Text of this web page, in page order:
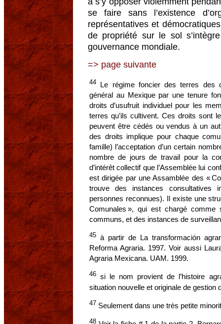
se faire sans l’existence
représentatives et
de propriété sur le sol
gouvernance mondiale.
=> page suivante
44 Le régime foncier des terres des
général au Mexique par une tenure
droits d’usufruit individuel pour les
terres qu’ils cultivent. Ces droits sont
peuvent être cédés ou vendus à un
des droits implique pour chaque
famille) l’acceptation d’un certain
nombre de jours de travail pour la
d’intérêt collectif que l’Assemblée lui
est dirigée par une Assamblée des «
trouve des instances consultatives
personnes reconnues). Il existe une
Comunales », qui est chargé comme
communs, et des instances de
45 à partir de La transformación
Reforma Agraria. 1997. Voir aussi
Agraria Mexicana. UAM. 1999.
46 si le nom provient de l’histoire
situation nouvelle et originale de gestion
47 Seulement dans une très petite
48